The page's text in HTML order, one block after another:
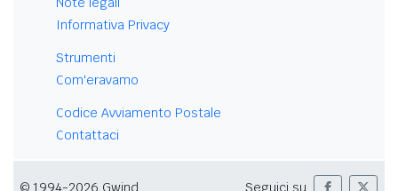
Informativa Privacy
Strumenti
Com'eravamo
Codice Avviamento Postale
Contattaci
© 1994-2026 Gwind Seguici su